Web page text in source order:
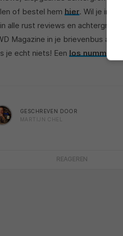
of bestel hem hier. Wil je in
alle rust reviews en
Magazine in je brievenbus
je echt niets! Een los nummer
GESCHREVEN DOOR
MARTIJN CHEL
REAGEREN